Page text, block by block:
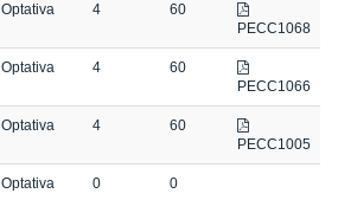
Optativa 4
60
PECC1068
Optativa 4
60
PECC1066
Optativa 4
60
PECC1005
Optativa 0 0